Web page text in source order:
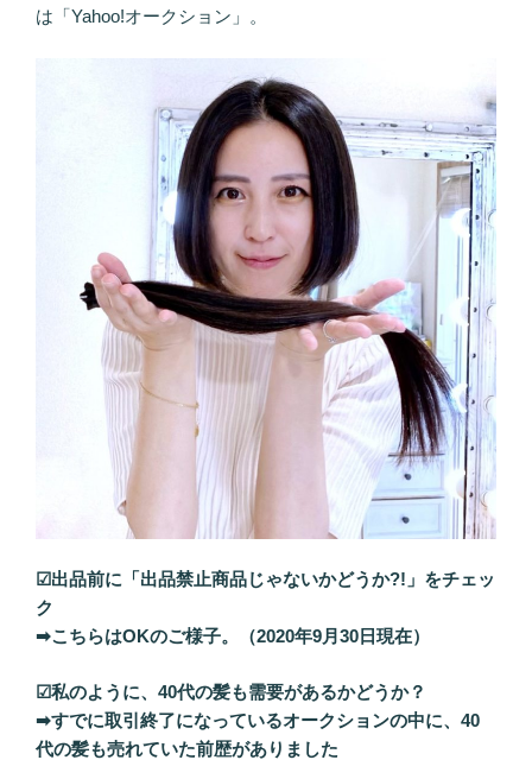
は「Yahoo!オークション」。
☑出品前に「出品禁止商品じゃないかどうか?!」をチェッ
ク
➡こちらはOKのご様子。（2020年9月30日現在）
☑私のように、40代の髪も需要があるかどうか？
➡すでに取引終了になっているオークションの中に、40
代の髪も売れていた前歴がありました